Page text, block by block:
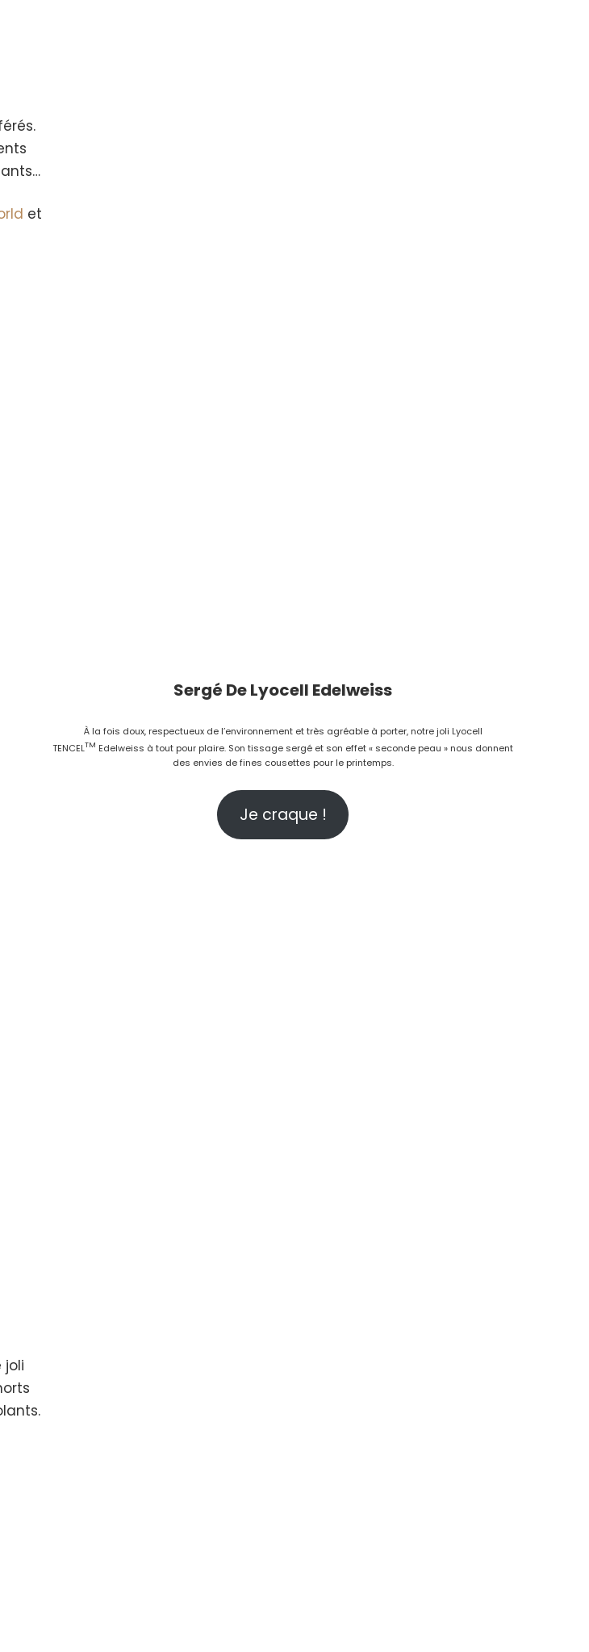
et
Sergé De Lyocell Edelweiss
À la fois doux, respectueux de l’environnement et très agréable à porter, notre joli Lyocell
TENCELTM Edelweiss à tout pour plaire. Son tissage sergé et son effet « seconde peau » nous donnent
des envies de fines cousettes pour le printemps.
Je craque !
joli